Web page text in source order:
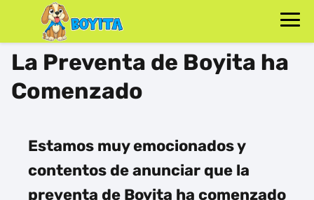
La Preventa de Boyita ha
Comenzado
Estamos muy emocionados y
contentos de anunciar que la
preventa de Boyita ha comenzado